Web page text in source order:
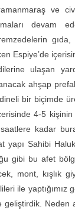
ve
devam
Espiye’de
ulaşan
ahşap
bir biçimde
4-5 kişinin
kadar
yapı Sahibi
gibi bu afet
mont, kışlık
ile yaptığımız
geliştirdik. Neden